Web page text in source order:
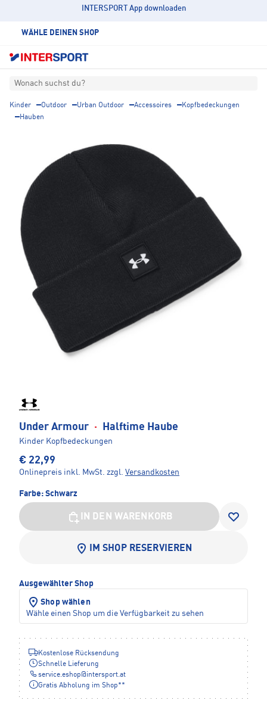
INTERSPORT App downloaden
WÄHLE DEINEN SHOP
Wonach suchst du?
Kinder Outdoor Urban Outdoor Accessoires
Kopfbedeckungen
Hauben
Under Armour · Halftime Haube
Kinder Kopfbedeckungen
€ 22,99
Onlinepreis inkl. MwSt. zzgl. Versandkosten
Farbe: Schwarz
IN DEN WARENKORB
IM SHOP RESERVIEREN
Ausgewählter Shop
Shop wählen
Wähle einen Shop um die Verfügbarkeit zu sehen
Kostenlose Rücksendung
Schnelle Lieferung
service.eshop@intersport.at
Gratis Abholung im Shop**